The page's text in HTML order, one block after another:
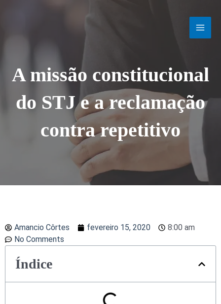
A missão constitucional
do STJ e a reclamação
contra repetitivo
Amancio Côrtes fevereiro 15, 2020
8:00 am
No Comments
Índice